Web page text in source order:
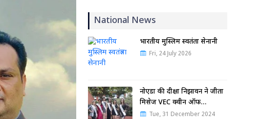
National News
भारतीय मुस्लिम स्वतंत्रता सेनानी
Fri, 24 July 2026
नोएडा की दीक्षा निझावन ने जीता
मिसेज VEC क्वीन ऑफ…
Tue, 31 December 2024